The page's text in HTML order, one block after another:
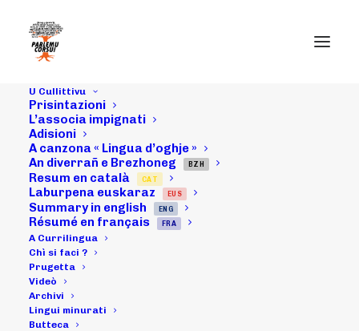
U Cullittivu
Prisintazioni
L’associa impignati
Adisioni
A canzona « Lingua d’oghje »
An diverrañ e Brezhoneg
BZH
Resum en català CAT
Laburpena euskaraz EUS
Summary in english ENG
Résumé en français FRA
A Currilingua
Chì si faci ?
Prugetta
Videò
Archivi
Lingui minurati
Butteca